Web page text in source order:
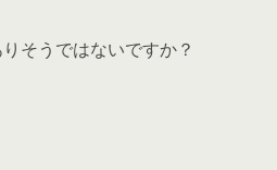
そうではないですか？